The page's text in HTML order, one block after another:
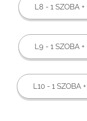
L8 - 1 SZOBA
L9 - 1 SZOBA
L10 - 1 SZOBA